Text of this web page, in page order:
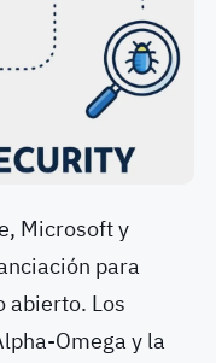
Microsoft y
para
abierto. Los
Omega y la